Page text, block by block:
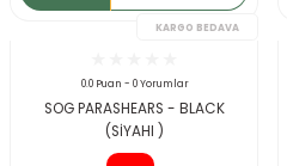
0.0 Puan - 0 Yorumlar
SOG PARASHEARS - BLACK
(SİYAHI )